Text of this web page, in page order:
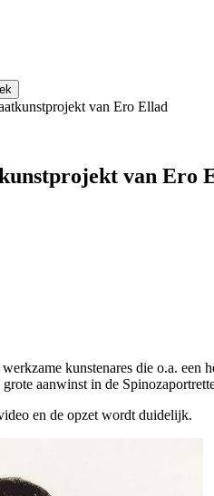
van Ero Ellad
van Ero
kunstenares die o.a. een
aanwinst in de
en de opzet wordt duidelijk.